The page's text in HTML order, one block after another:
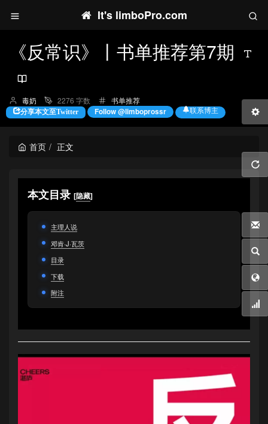
It's limboPro.com
《反常识》丨书单推荐第7期
博
主：
毒奶 2276 字数
分
类：
书单推荐
分享本文至Twitter Follow @limboprossr 联系博主
首页 正文
本文目录 [隐藏]
主理人说
邓肯·J·瓦茨
目录
下载
附注